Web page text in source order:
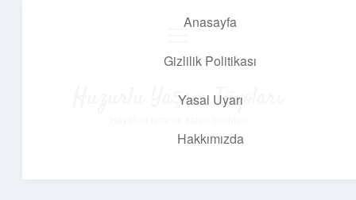
Anasayfa
Gizlilik Politikası
Yasal Uyarı
Hakkımızda
Huzurlu Yaşam Tüyoları